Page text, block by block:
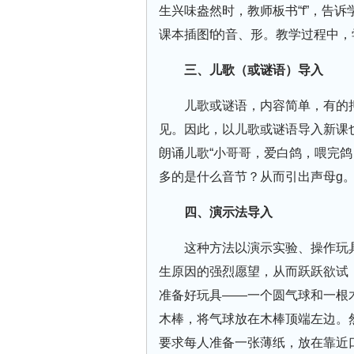
生兴味盎然时，教师板书“f”，告诉
课本插图f的音、形。教学过程中
三、儿歌（或谜语）导入
儿歌或谜语，内容简单，有
见。因此，以儿歌或谜语导入新
朗诵儿歌“小哥哥，爱白鸽，喂完
多的是什么音节？从而引出声母g
四、演示法导入
这种方法以演示实验、操作
生原因的强烈愿望，从而跃跃欲
准备好玩具——一个圆气球和一根
木棒，将气球放在木棒顶端左边
要求每人准备一张薄纸，放在靠